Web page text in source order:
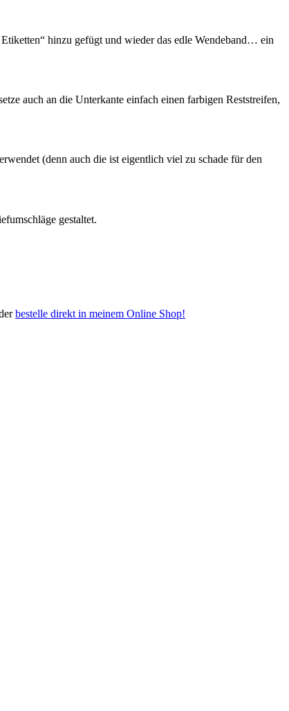
hinzu gefügt und wieder das edle Wendeband… ein
auch an die Unterkante einfach einen farbigen Reststreifen,
(denn auch die ist eigentlich viel zu schade für den
gestaltet.
bestelle direkt in meinem Online Shop!